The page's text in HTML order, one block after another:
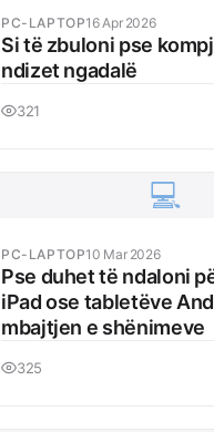
PC-LAPTOP16 Apr 2026
Si të zbuloni pse
ndizet ngadalë
321
💻
PC-LAPTOP10 Mar 2026
Pse duhet të ndaloni
iPad ose tabletëve
mbajtjen e shënimeve
325